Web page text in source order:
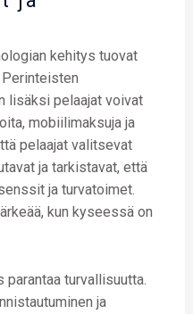
kehitys tuovat
Perinteisten
lisäksi pelaajat voivat
mobiilimaksuja ja
pelaajat valitsevat
ja tarkistavat, että
ja turvatoimet.
kun kyseessä on
turvallisuutta.
ja